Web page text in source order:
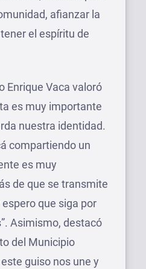
afianzar la
el espíritu de
Enrique Vaca valoró
es muy importante
nuestra identidad.
compartiendo un
es muy
de que se transmite
que siga por
Asimismo, destacó
del Municipio
guiso nos une y